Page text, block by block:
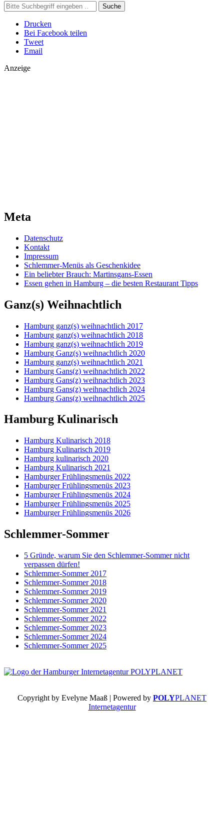
Suche
Drucken
Bei Facebook teilen
Tweet
Email
Anzeige
Meta
Datenschutz
Kontakt
Impressum
Schlemmer-Menüs als Geschenkidee
Ein beliebter Brauch: Martinsgans-Essen
Essen gehen in Hamburg – die besten Restaurant Tipps
Ganz(s) Weihnachtlich
Hamburg ganz(s) weihnachtlich 2017
Hamburg ganz(s) weihnachtlich 2018
Hamburg ganz(s) weihnachtlich 2019
Hamburg Ganz(s) weihnachtlich 2020
Hamburg ganz(s) weihnachtlich 2021
Hamburg Gans(z) weihnachtlich 2022
Hamburg Gans(z) weihnachtlich 2023
Hamburg Gans(z) weihnachtlich 2024
Hamburg Gans(z) weihnachtlich 2025
Hamburg Kulinarisch
Hamburg Kulinarisch 2018
Hamburg Kulinarisch 2019
Hamburg kulinarisch 2020
Hamburg Kulinarisch 2021
Hamburger Frühlingsmenüs 2022
Hamburger Frühlingsmenüs 2023
Hamburger Frühlingsmenüs 2024
Hamburger Frühlingsmenüs 2025
Hamburger Frühlingsmenüs 2026
Schlemmer-Sommer
5 Gründe, warum Sie den Schlemmer-Sommer nicht
verpassen dürfen!
Schlemmer-Sommer 2017
Schlemmer-Sommer 2018
Schlemmer-Sommer 2019
Schlemmer-Sommer 2020
Schlemmer-Sommer 2021
Schlemmer-Sommer 2022
Schlemmer-Sommer 2023
Schlemmer-Sommer 2024
Schlemmer-Sommer 2025
Copyright by Evelyne Maaß | Powered by POLYPLANET
Internetagentur